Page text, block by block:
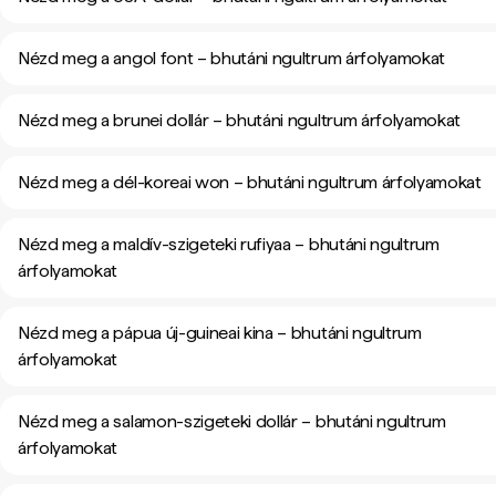
Nézd meg a angol font – bhutáni ngultrum árfolyamokat
Nézd meg a brunei dollár – bhutáni ngultrum árfolyamokat
Nézd meg a dél-koreai won – bhutáni ngultrum árfolyamokat
Nézd meg a maldív-szigeteki rufiyaa – bhutáni ngultrum
árfolyamokat
Nézd meg a pápua új-guineai kina – bhutáni ngultrum
árfolyamokat
Nézd meg a salamon-szigeteki dollár – bhutáni ngultrum
árfolyamokat